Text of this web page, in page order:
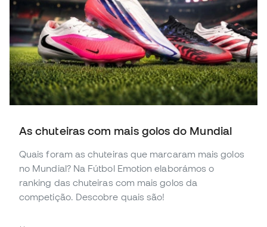
As chuteiras com mais golos do Mundial
Quais foram as chuteiras que marcaram mais golos
no Mundial? Na Fútbol Emotion elaborámos o
ranking das chuteiras com mais golos da
competição. Descobre quais são!